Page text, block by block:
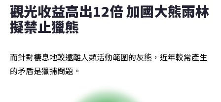
觀光收益高出12倍 加國大熊雨林
擬禁止獵熊
而針對棲息地較遠離人類活動範圍的灰熊，近年較常產生
的矛盾是獵捕問題。